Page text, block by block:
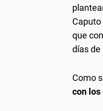
que
días de
Como
con